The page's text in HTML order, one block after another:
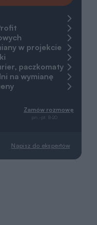
w projekcie
paczkomaty
na wymianę
Zamów rozmowę
pn.-pt. 8-20
Napisz do ekspertów